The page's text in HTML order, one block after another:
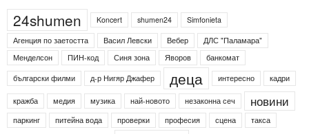
24shumen Koncert shumen24
Simfonieta
Агенция по заетостта
Васил Левски Вебер
ДЛС "Паламара"
Менделсон
ПИН-код Синя зона Яворов
банкомат
български филми
д-р Нигяр Джафер деца интересно кадри
кражба медия музика най-новото незаконна сеч новини
паркинг питейна вода проверки професия сцена такса